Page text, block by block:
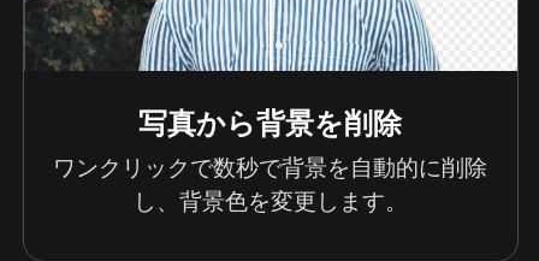
写真から背景を削除
ワンクリックで数秒で背景を自動的に削除
し、背景色を変更します。